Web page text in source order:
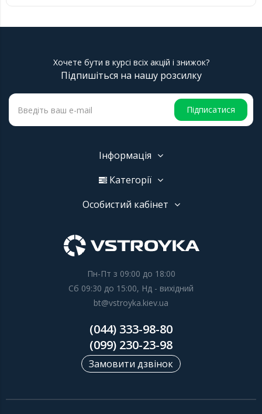
Хочете бути в курсі всіх акцій і знижок?
Підпишіться на нашу розсилку
Підписатися
Інформація
Категорії
Особистий кабінет
Пн-Пт з 09:00 до 18:00
Сб 09:30 до 15:00, Нд - вихідний
bt@vstroyka.kiev.ua
(044) 333-98-80
(099) 230-23-98
Замовити дзвінок